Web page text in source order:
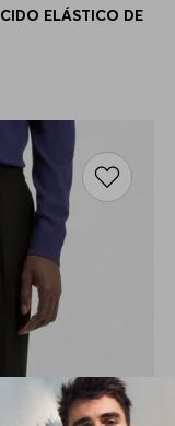
ELÁSTICO DE